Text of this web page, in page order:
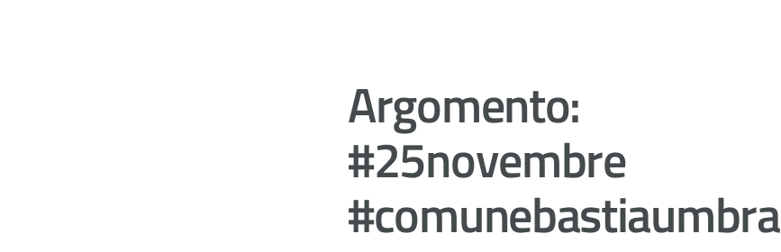
Argomento:
#25novembre
#comunebastiaumbra